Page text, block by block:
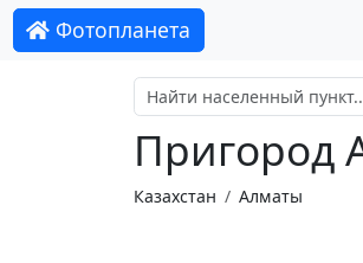
Фотопланета
Пригород
Казахстан Алматы